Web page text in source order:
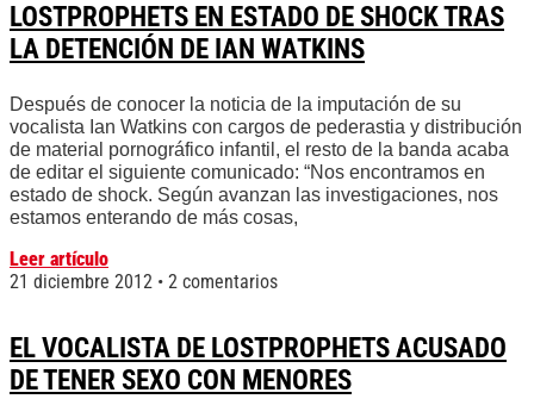
LOSTPROPHETS EN ESTADO DE SHOCK TRAS
LA DETENCIÓN DE IAN WATKINS
Después de conocer la noticia de la imputación de su
vocalista Ian Watkins con cargos de pederastia y distribución
de material pornográfico infantil, el resto de la banda acaba
de editar el siguiente comunicado: “Nos encontramos en
estado de shock. Según avanzan las investigaciones, nos
estamos enterando de más cosas,
Leer artículo
21 diciembre 2012
2 comentarios
EL VOCALISTA DE LOSTPROPHETS ACUSADO
DE TENER SEXO CON MENORES